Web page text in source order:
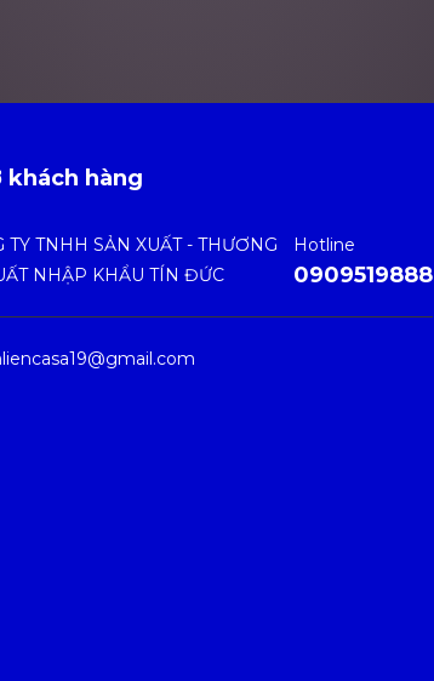
khách hàng
Hotline
0909519888